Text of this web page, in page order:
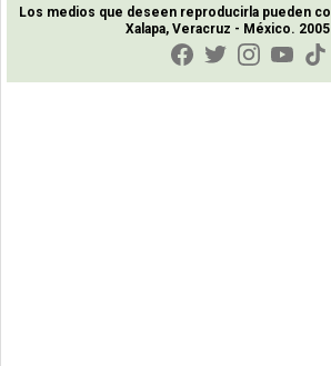
Los medios que deseen reproducirla pueden
Xalapa, Veracruz - México.